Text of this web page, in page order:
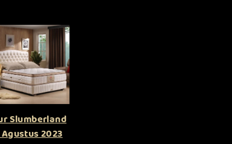
Slumberland
2023